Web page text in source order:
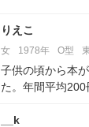
りえこ
女 1978年 O型
子供の頃から本
た。年間平均200
__k